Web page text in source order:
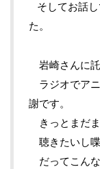
そしてお話し
た。
岩崎さんに託
ラジオでア
謝です。
きっとまだま
聴きたいし喋
だってこんな